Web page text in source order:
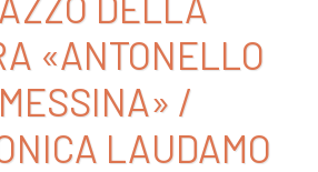
«ANTONELLO
/
LAUDAMO